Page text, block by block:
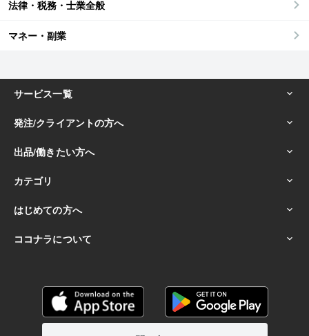
法律・税務・士業全般
マネー・副業